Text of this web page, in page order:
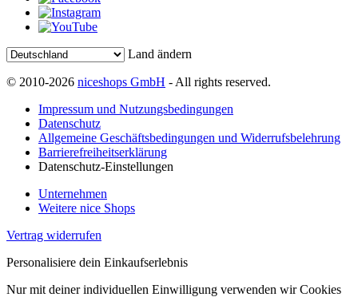
Land ändern
© 2010-2026 niceshops GmbH - All rights reserved.
Impressum und Nutzungsbedingungen
Datenschutz
Allgemeine Geschäftsbedingungen und Widerrufsbelehrung
Barrierefreiheitserklärung
Datenschutz-Einstellungen
Unternehmen
Weitere nice Shops
Vertrag widerrufen
Personalisiere dein Einkaufserlebnis
Nur mit deiner individuellen Einwilligung verwenden wir Cookies